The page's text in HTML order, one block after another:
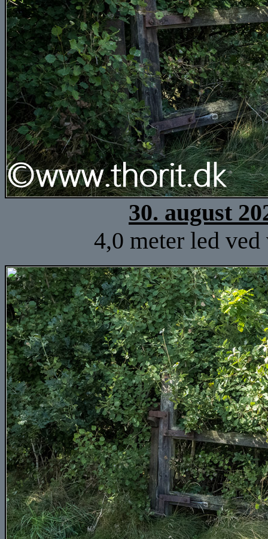
30. august
4,0 meter led